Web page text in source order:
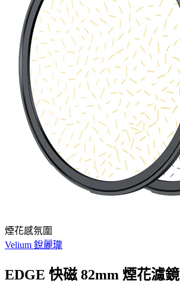
煙花感氛圍
Velium 銳麗瓏
EDGE 快磁 82mm 煙花濾鏡